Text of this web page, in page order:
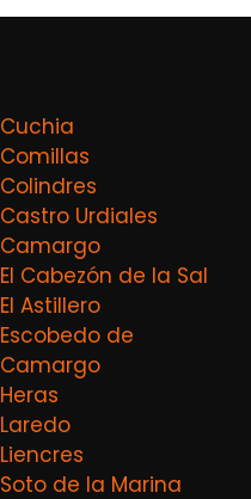
Cuchia
Comillas
Colindres
Castro Urdiales
Camargo
El Cabezón de la Sal
El Astillero
Escobedo de
Camargo
Heras
Laredo
Liencres
Soto de la Marina